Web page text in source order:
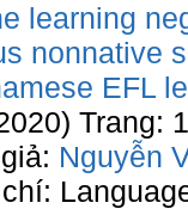
learning
nonnative
EFL
Trang:
Nguyễn